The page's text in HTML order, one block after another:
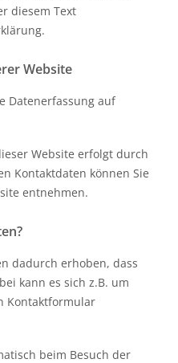
diesem Text
Website
Datenerfassung auf
Website erfolgt durch
Kontaktdaten können Sie
entnehmen.
dadurch erhoben, dass
kann es sich z.B. um
Kontaktformular
beim Besuch der